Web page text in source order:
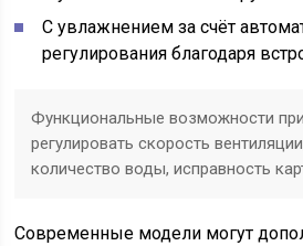
С увлажнением за счёт
регулирования благодаря
Функциональные возможности
регулировать скорость
количество воды, исправность
Современные модели могут